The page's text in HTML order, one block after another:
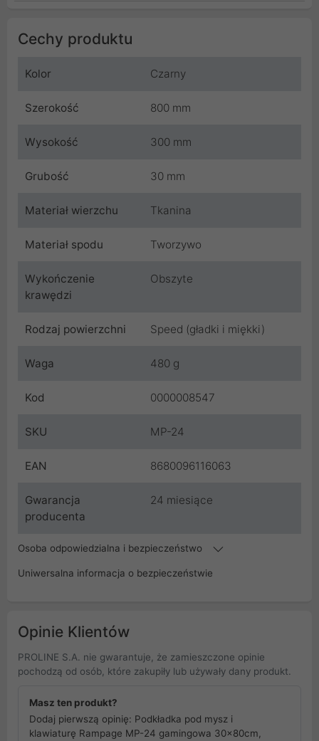
Cechy produktu
Kolor Czarny
Szerokość 800 mm
Wysokość 300 mm
Grubość 30 mm
Materiał wierzchu Tkanina
Materiał spodu Tworzywo
Wykończenie
krawędzi
Obszyte
Rodzaj powierzchni Speed (gładki i miękki)
Waga 480 g
Kod 0000008547
SKU MP-24
EAN 8680096116063
Gwarancja
producenta
24 miesiące
Osoba odpowiedzialna i bezpieczeństwo
Uniwersalna informacja o bezpieczeństwie
Opinie Klientów
PROLINE S.A. nie gwarantuje, że zamieszczone opinie
pochodzą od osób, które zakupiły lub używały dany produkt.
Masz ten produkt?
Dodaj pierwszą opinię: Podkładka pod mysz i
klawiaturę Rampage MP-24 gamingowa 30x80cm,